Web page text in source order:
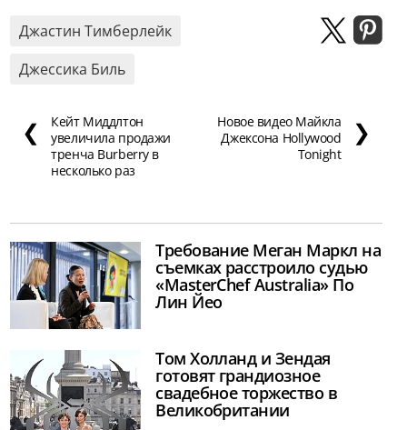
Джастин Тимберлейк
Джессика Биль
❮
Кейт Миддлтон
увеличила продажи
тренча Burberry в
несколько раз
Новое видео Майкла
Джексона Hollywood
Tonight
❯
Требование Меган Маркл на
съемках расстроило судью
«MasterChef Australia» По
Лин Йео
Том Холланд и Зендая
готовят грандиозное
свадебное торжество в
Великобритании